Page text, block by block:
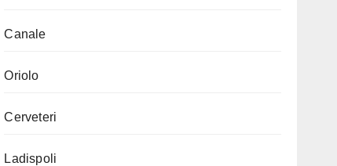
Canale
Oriolo
Cerveteri
Ladispoli